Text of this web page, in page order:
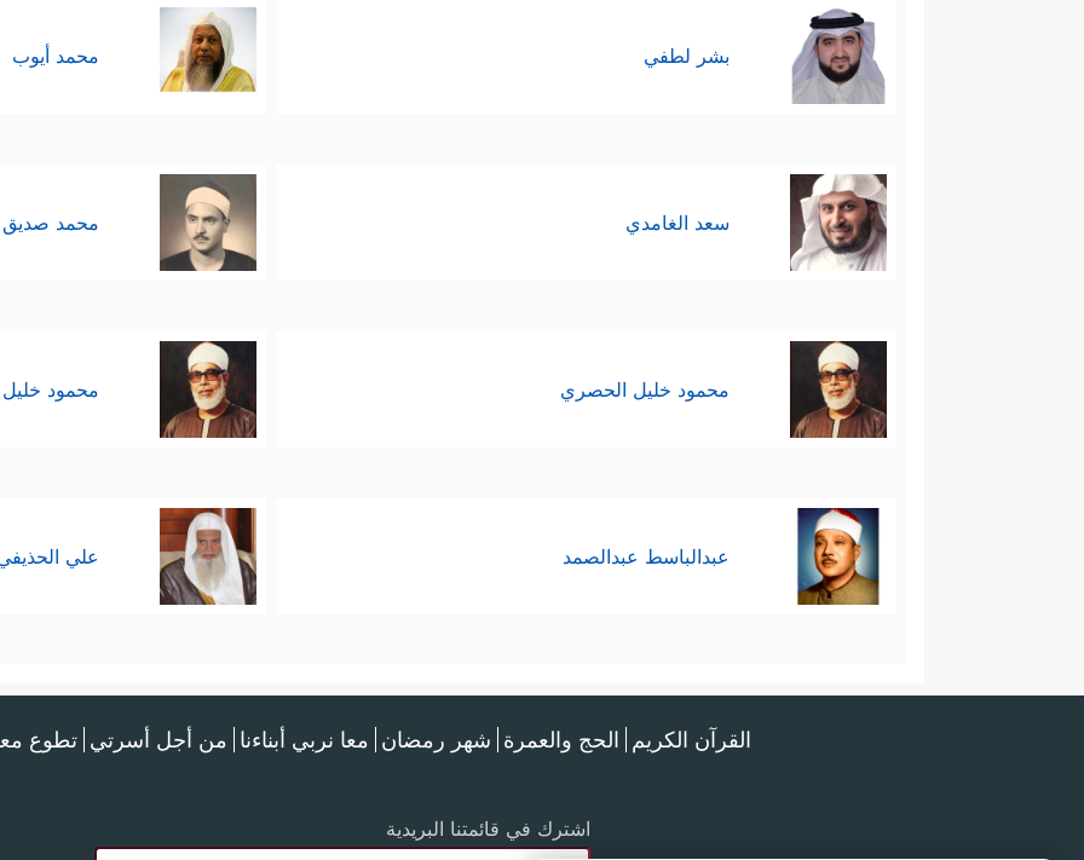
بشر لطفي محمد أيوب
سعد الغامدي محمد صديق
محمود خليل الحصري محمود
عبدالباسط عبدالصمد علي
القرآن الكريم الحج والعمرة شهر رمضان معا نربي أبناءنا من أجل أسرتي تطوع
اشترك في قائمتنا البريدية